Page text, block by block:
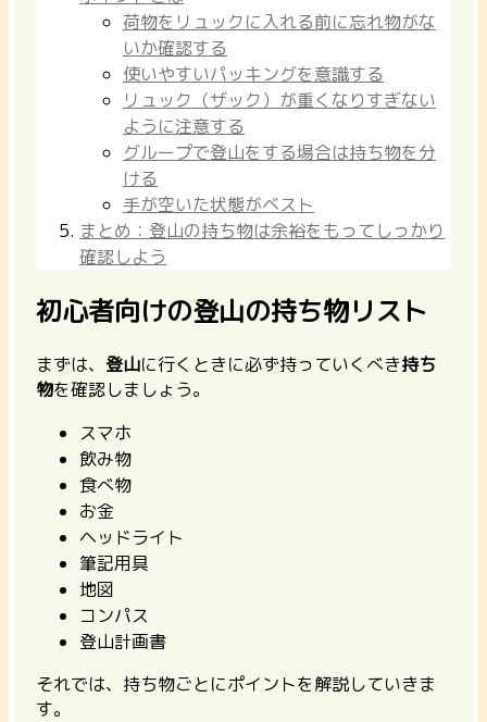
荷物をリュックに入れる前に忘れ物がな
いか確認する
使いやすいパッキングを意識する
リュック（ザック）が重くなりすぎない
ように注意する
グループで登山をする場合は持ち物を分
ける
手が空いた状態がベスト
まとめ：登山の持ち物は余裕をもってしっかり
確認しよう
初心者向けの登山の持ち物リスト
まずは、 登山に行くときに必ず持っていくべき持ち
物を確認しましょう。
スマホ
飲み物
食べ物
お金
ヘッドライト
筆記用具
地図
コンパス
登山計画書
それでは、持ち物ごとにポイントを解説していきま
す。